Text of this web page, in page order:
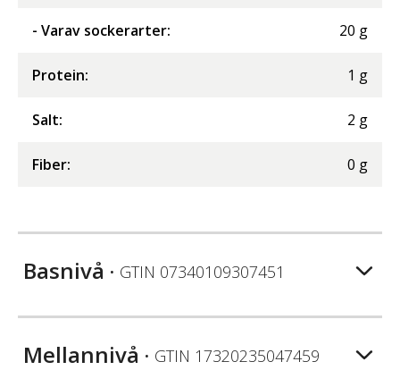
- Varav sockerarter: 20 g
Protein: 1 g
Salt: 2 g
Fiber: 0 g
Basnivå • GTIN 07340109307451
Mellannivå • GTIN 17320235047459